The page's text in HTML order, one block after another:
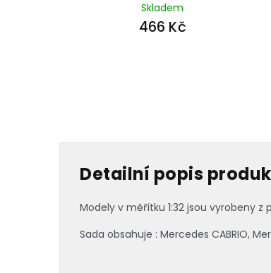
Skladem
466 Kč
Detailní popis
Modely v měřítku 1:32 jsou vyrobeny z
Sada obsahuje : Mercedes CABRIO,